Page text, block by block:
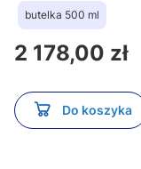
butelka 500 ml
Cena
2 178,00 zł
Do koszyka